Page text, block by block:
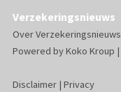
Verzekeringsnieuws
Over Verzekeringsnieuws
Powered byKoko Kroup |
Disclaimer| Privacy